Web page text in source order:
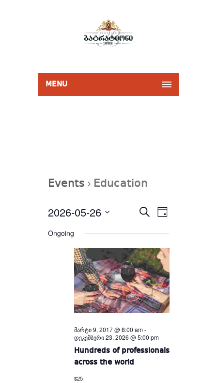
MENU
Events Education
Events
Search
and
Navigation
SEARCHEvent
Views
DAY
2026-05-26
Select
Ongoing
მარტი 9, 2017 @ 8:00 am-
დეკემბერი 23, 2026 @ 5:00 pm
Hundreds of professionals
across the world
$25